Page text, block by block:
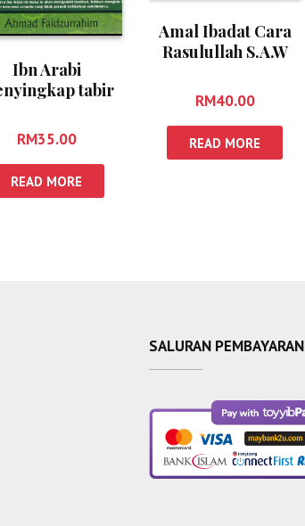
Ibn Arabi
tabir
RM35.00
READ MORE
Amal Ibadat Cara
Rasulullah S.A.W
RM40.00
READ MORE
SALURAN PEMBAYARAN